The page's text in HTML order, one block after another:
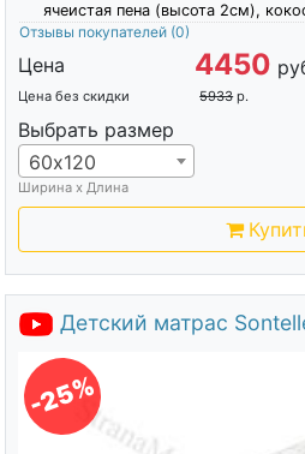
ячеистая пена (высота 2см),
Отзывы покупателей (0)
Цена 4450
Цена без скидки 5933 р.
Выбрать размер
60х120
Ширина х Длина
Детский матрас
-25%